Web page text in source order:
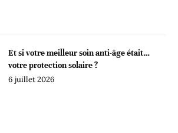
Et si votre meilleur soin anti-âge était…
votre protection solaire ?
6 juillet 2026